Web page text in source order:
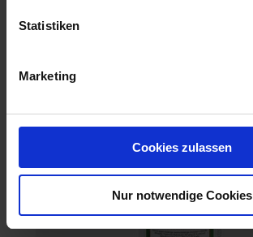
Statistiken
Marketing
Cookies zulassen
Nur notwendige Cookies
Artikel-Nr.: 62240-01
Ähnliche Produkte